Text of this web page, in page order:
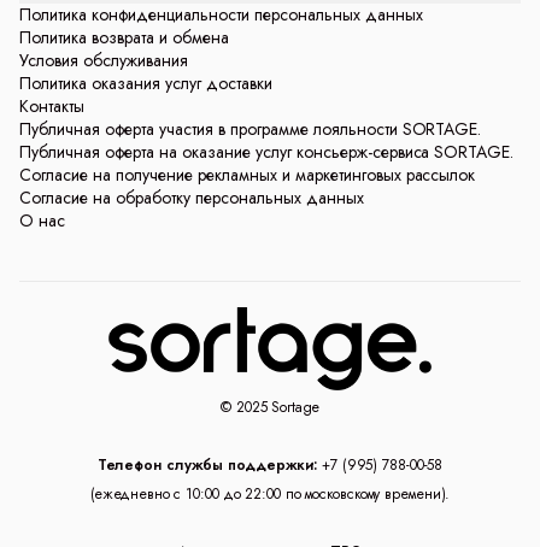
Политика конфиденциальности персональных данных
Политика возврата и обмена
Условия обслуживания
Политика оказания услуг доставки
Контакты
Публичная оферта участия в программе лояльности SORTAGE.
Публичная оферта на оказание услуг консьерж-сервиса SORTAGE.
Согласие на получение рекламных и маркетинговых рассылок
Согласие на обработку персональных данных
О нас
© 2025 Sortage
Телефон службы поддержки: +7 (995) 788-00-58
(ежедневно с 10:00 до 22:00 по московскому времени).